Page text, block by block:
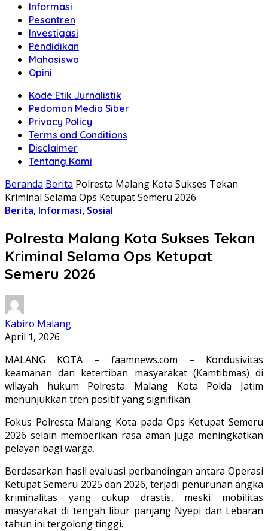
Informasi
Pesantren
Investigasi
Pendidikan
Mahasiswa
Opini
Kode Etik Jurnalistik
Pedoman Media Siber
Privacy Policy
Terms and Conditions
Disclaimer
Tentang Kami
Beranda Berita Polresta Malang Kota Sukses Tekan
Kriminal Selama Ops Ketupat Semeru 2026
Berita, Informasi, Sosial
Polresta Malang Kota Sukses Tekan
Kriminal Selama Ops Ketupat
Semeru 2026
Kabiro Malang
April 1, 2026
MALANG KOTA – faamnews.com – Kondusivitas
keamanan dan ketertiban masyarakat (Kamtibmas) di
wilayah hukum Polresta Malang Kota Polda Jatim
menunjukkan tren positif yang signifikan.
Fokus Polresta Malang Kota pada Ops Ketupat Semeru
2026 selain memberikan rasa aman juga meningkatkan
pelayan bagi warga.
Berdasarkan hasil evaluasi perbandingan antara Operasi
Ketupat Semeru 2025 dan 2026, terjadi penurunan angka
kriminalitas yang cukup drastis, meski mobilitas
masyarakat di tengah libur panjang Nyepi dan Lebaran
tahun ini tergolong tinggi.